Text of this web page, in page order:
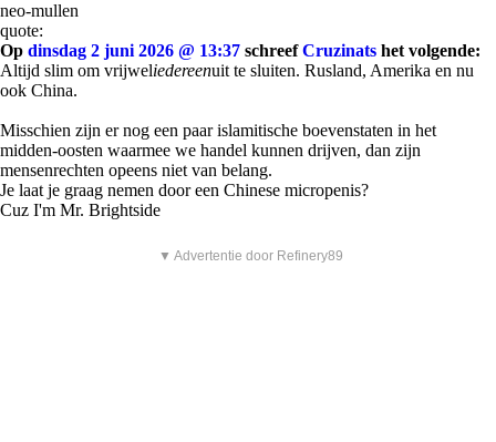
neo-mullen
quote:
Op dinsdag 2 juni 2026 @ 13:37 schreefCruzinats het volgende:
Altijd slim om vrijweliedereenuit te sluiten. Rusland, Amerika en nu
ook China.
Misschien zijn er nog een paar islamitische boevenstaten in het
midden-oosten waarmee we handel kunnen drijven, dan zijn
mensenrechten opeens niet van belang.
Je laat je graag nemen door een Chinese micropenis?
Cuz I'm Mr. Brightside
▼ Advertentie door Refinery89